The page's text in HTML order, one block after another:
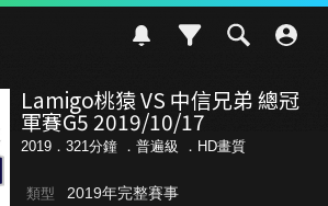
Lamigo桃猿 VS 中信兄弟 總冠
軍賽G5 2019/10/17
2019．321分鐘 ． 普遍級 ．HD畫質
類型 2019年完整賽事